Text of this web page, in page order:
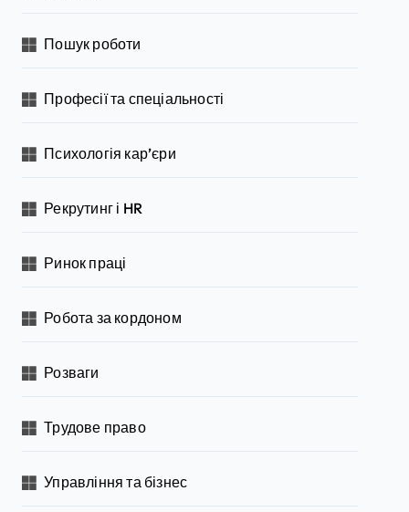
Пошук роботи
Професії та спеціальності
Психологія кар’єри
Рекрутинг і HR
Ринок праці
Робота за кордоном
Розваги
Трудове право
Управління та бізнес